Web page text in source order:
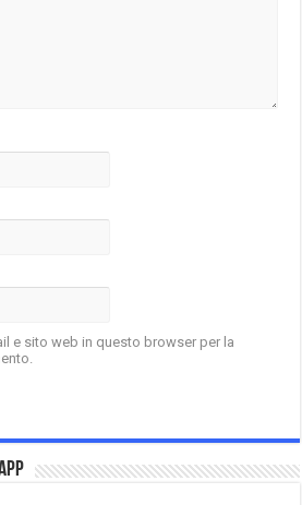
e sito web in questo browser per la